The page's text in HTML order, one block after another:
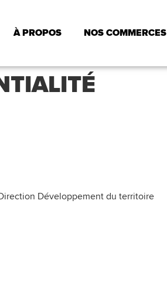
À PROPOS NOS COMMERCES
Développement du territoire